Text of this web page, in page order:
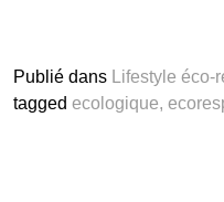
Publié dans Lifestyle
tagged ecologique,